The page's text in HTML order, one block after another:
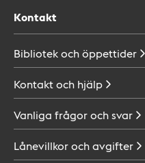
Kontakt
Bibliotek ochöppettider
Kontakt och hjälp
Vanliga frågor ochsvar
Lånevillkor ochavgifter